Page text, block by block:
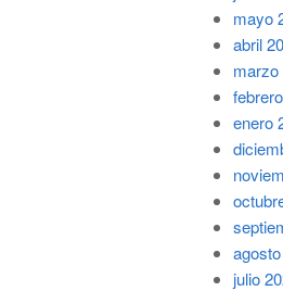
mayo
abril
marzo
enero
julio